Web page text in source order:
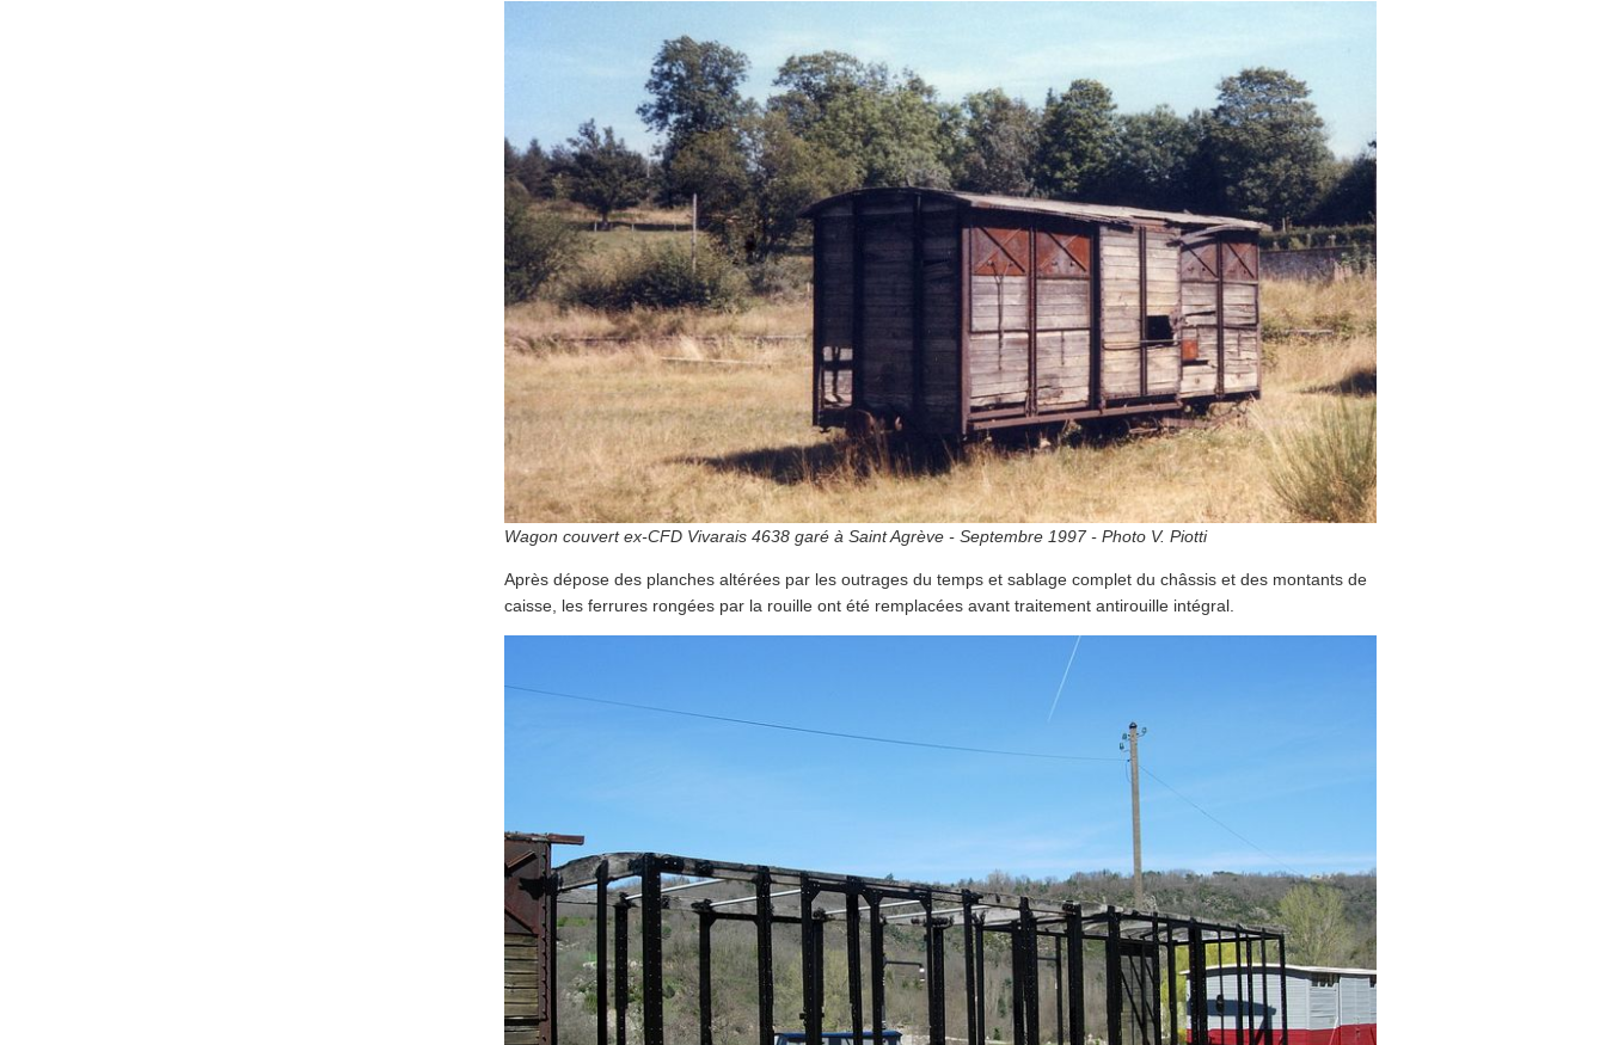
Wagon couvert ex-CFD Vivarais 4638 garé à Saint Agrève - Septembre 1997 - Photo V. Piotti
Après dépose des planches altérées par les outrages du temps et sablage complet du châssis et des montants de
caisse, les ferrures rongées par la rouille ont été remplacées avant traitement antirouille intégral.